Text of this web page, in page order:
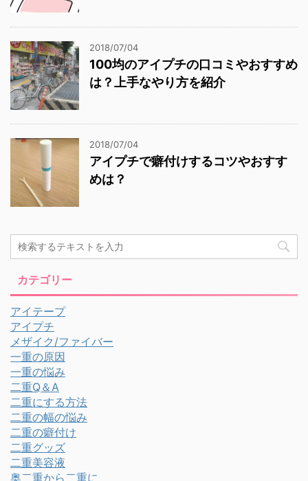
2018/07/04
100均のアイプチの口コミやおすすめ
は？上手なやり方を紹介
2018/07/04
アイプチで癖付けするコツやおすす
めは？
カテゴリー
アイテープ
アイプチ
メザイク/ファイバー
一重の原因
一重の悩み
二重Q＆A
二重にする方法
二重の幅の悩み
二重の癖付け
二重グッズ
二重美容液
奥二重から二重に